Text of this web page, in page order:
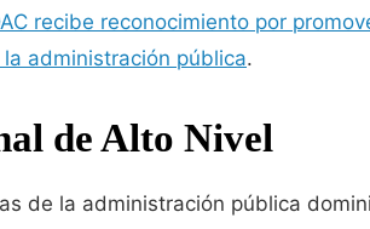
recibe reconocimiento por
administración pública.
de Alto Nivel
de la administración pública